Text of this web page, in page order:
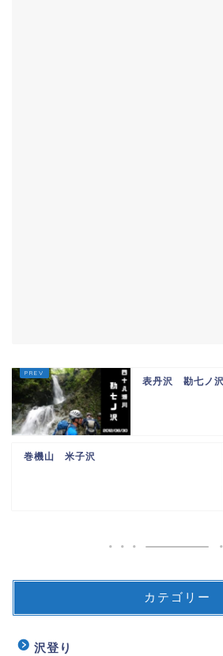
表丹沢 勘七ノ沢
巻機山 米子沢
カテゴリー
沢登り